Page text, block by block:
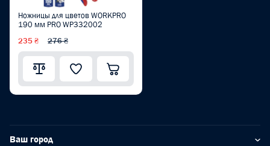
Ножницы для цветов WORKPRO
190 мм PRO WP332002
235 ₴ 276 ₴
Ваш город